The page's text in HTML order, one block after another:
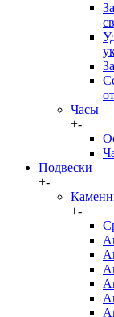
Часы
+-
Подвески
+-
+-